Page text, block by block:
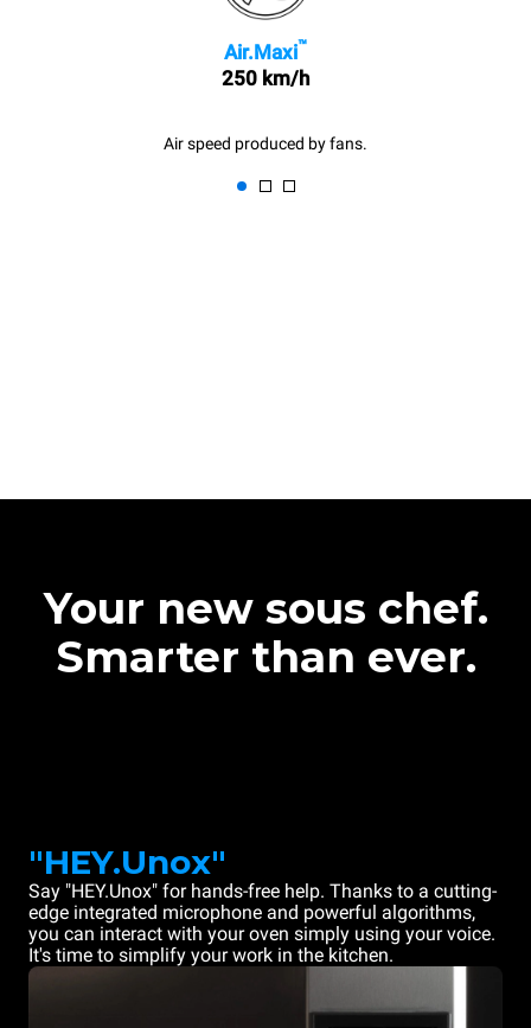
Air.Maxi™
250 km/h
Air speed produced by fans.
Your new sous chef.
Smarter than ever.
"HEY.Unox"
Say "HEY.Unox" for hands-free help. Thanks to a cutting-
edge integrated microphone and powerful algorithms,
you can interact with your oven simply using your voice.
It's time to simplify your work in the kitchen.